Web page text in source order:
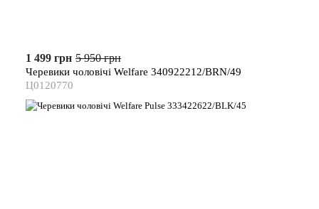
1 499 грн 5 950 грн
Черевики чоловічі Welfare 340922212/BRN/49
Ц0120770